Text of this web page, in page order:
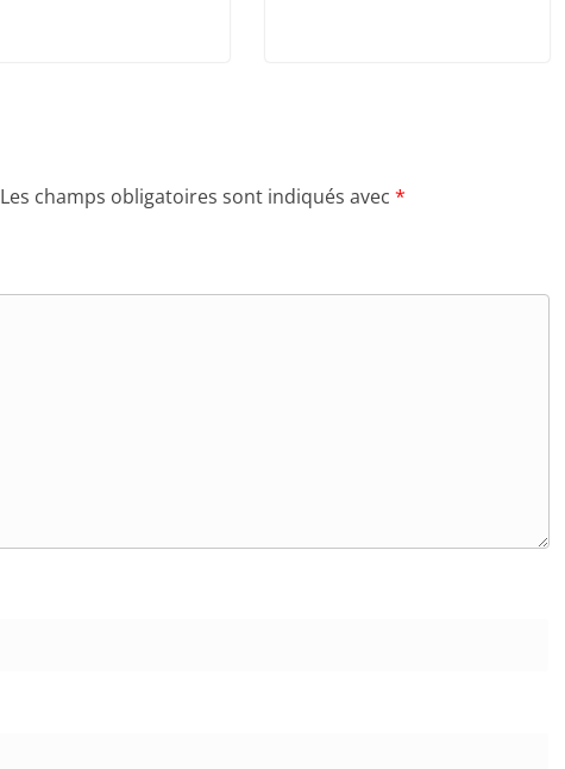
Les champs obligatoires sont indiqués avec *